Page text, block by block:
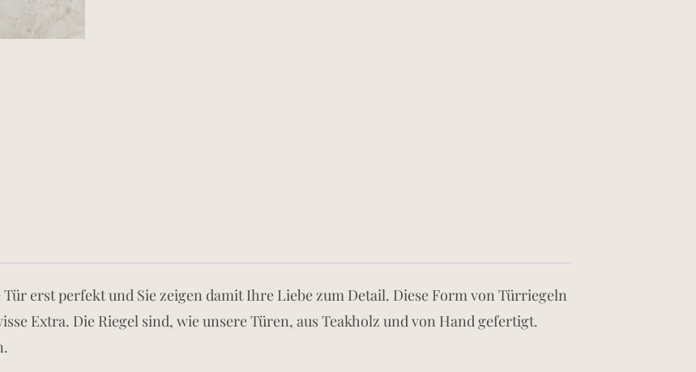
erst perfekt und Sie zeigen damit Ihre Liebe zum Detail. Diese Form von Türriegeln
Extra. Die Riegel sind, wie unsere Türen, aus Teakholz und von Hand gefertigt.